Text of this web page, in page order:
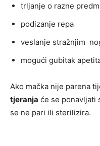
trljanje o razne
podizanje repa
veslanje stražnjim
mogući gubitak
Ako mačka nije parena
tjeranja će se ponavljati
se ne pari ili sterilizira​.